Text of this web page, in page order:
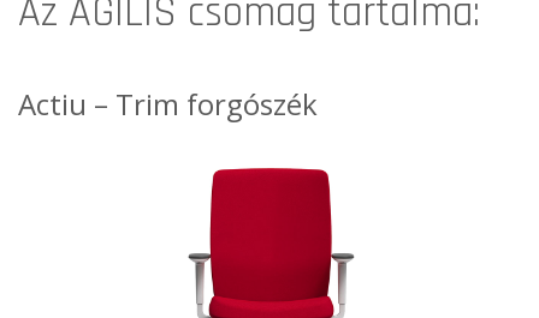
Az AGILIS csomag tartalma:
Actiu – Trim forgószék